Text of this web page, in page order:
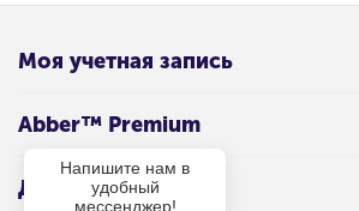
Моя учетная запись
Abber™ Premium
Для клиента
Напишите нам в
удобный
мессенджер!